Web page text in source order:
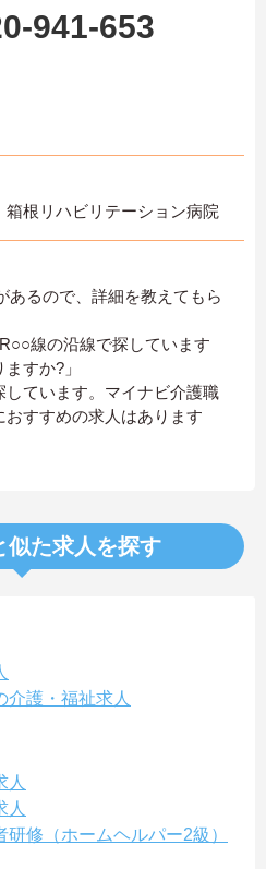
941-653
根リハビリテーション病院
あるので、詳細を教えてもら
線の沿線で探しています
すか?」
しています。マイナビ介護職
すすめの求人はあります
似た求人を探す
介護・福祉求人
人
人
修（ホームヘルパー2級）